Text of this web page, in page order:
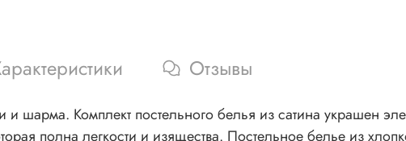
Отзывы
полна легкости и изящества. Постельное белье из